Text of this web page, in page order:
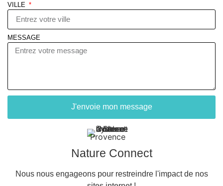
VILLE
MESSAGE
J'envoie mon message
Nature Connect
Nous nous engageons pour restreindre l'impact de nos